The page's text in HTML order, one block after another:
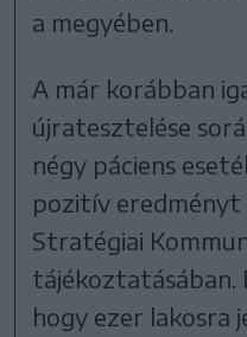
a megyében.
A már korábban
újratesztelése
négy páciens
pozitív eredményt
Stratégiai
tájékoztatásában.
hogy ezer lakosra